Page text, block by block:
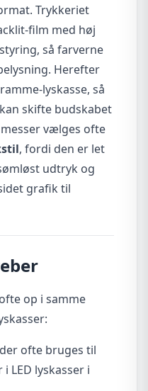
Trykkeriet
film med høj
så farverne
Herefter
lyskasse, så
skifte budskabet
vælges ofte
, fordi den er let
udtryk og
grafik til
op i samme
ofte bruges til
LED lyskasser i